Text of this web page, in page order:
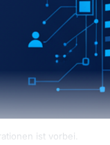
ist vorbei.